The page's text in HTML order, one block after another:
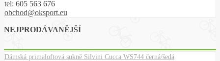
tel: 605 563 676
obchod@oksport.eu
NEJPRODÁVANĚJŠÍ
Dámská primaloftová sukně Silvini Cucca WS744 černá/šedá